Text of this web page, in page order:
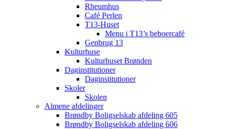
Rheumhus
Café Perlen
T13-Huset
Menu i T13’s beboercafé
Genbrug 13
Kulturhuse
Kulturhuset Brønden
Daginstitutioner
Daginstitutioner
Skoler
Skolen
Almene afdelinger
Brøndby Boligselskab afdeling 605
Brøndby Boligselskab afdeling 606